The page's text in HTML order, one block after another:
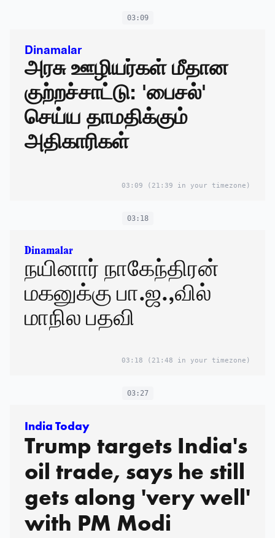
03:09
Dinamalar
அரசு ஊழியர்கள் மீதான
குற்றச்சாட்டு: 'பைசல்'
செய்ய தாமதிக்கும்
அதிகாரிகள்
03:09 (21:39 in your timezone)
03:18
Dinamalar
நயினார் நாகேந்திரன்
மகனுக்கு பா.ஜ.,வில்
மாநில பதவி
03:18 (21:48 in your timezone)
03:27
India Today
Trump targets India's
oil trade, says he still
gets along 'very well'
with PM Modi